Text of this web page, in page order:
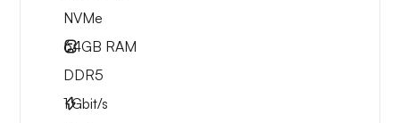
NVMe
64GB RAM
DDR5
1Gbit/s